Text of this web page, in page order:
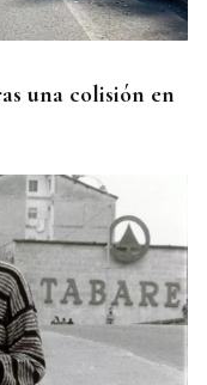
una colisión en